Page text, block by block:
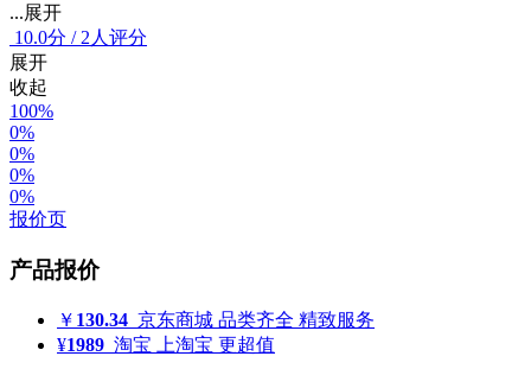
...展开
10.0分 / 2人评分
展开
收起
100%
0%
0%
0%
0%
报价页
产品报价
￥ 130.34 京东商城 品类齐全 精致服务
¥1989 淘宝 上淘宝 更超值